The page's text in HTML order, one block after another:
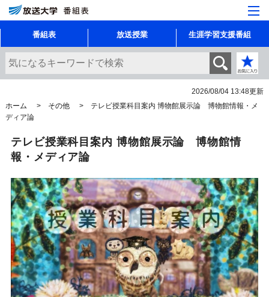
番組表 放送授業 生涯学習支援番組
2026/08/04 13:48更新
ホーム
その他
テレビ授業科目案内 博物館展示論 博物館情報・メ
ディア論
テレビ授業科目案内 博物館展示論 博物館情
報・メディア論